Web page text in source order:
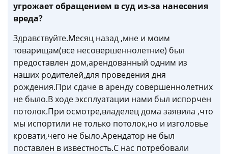
угрожает обращением в суд из-за нанесения
вреда?
Здравствуйте.Месяц назад ,мне и моим
товарищам(все несовершеннолетние) был
предоставлен дом,арендованный одним из
наших родителей,для проведения дня
рождения.При сдаче в аренду совершеннолетних
не было.В ходе эксплуатации нами был испорчен
потолок.При осмотре,владелец дома заявила ,что
мы испортили не только потолок,но и изголовье
кровати,чего не было.Арендатор не был
поставлен в известность.С нас потребовали